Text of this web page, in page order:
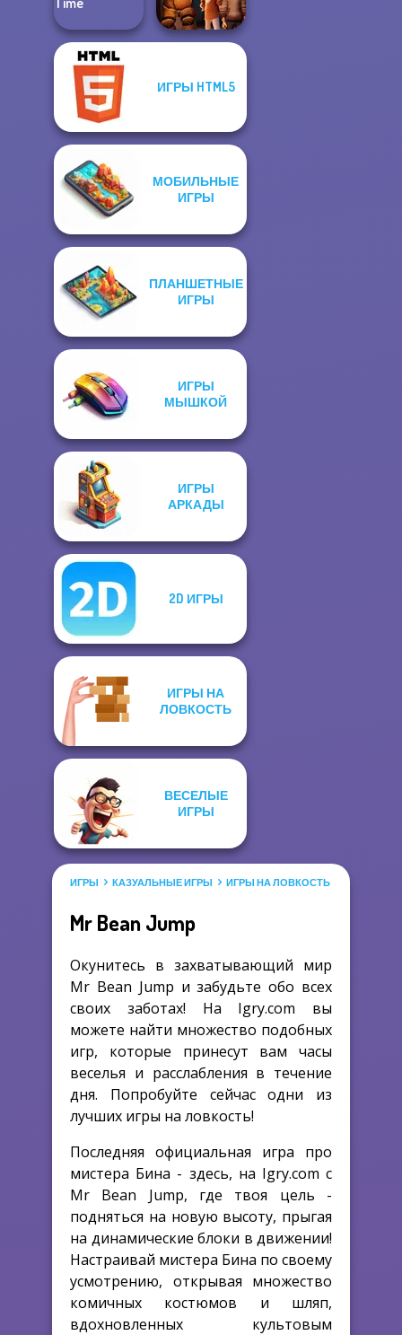
Noggins
Sniper Shot:
Bullet Time
FNAF Horror At
ИГРЫ HTML5
МОБИЛЬНЫЕ
ИГРЫ
ПЛАНШЕТНЫЕ
ИГРЫ
ИГРЫ
МЫШКОЙ
ИГРЫ
АРКАДЫ
2D ИГРЫ
ИГРЫ НА
ЛОВКОСТЬ
ВЕСЕЛЫЕ
ИГРЫ
ИГРЫ КАЗУАЛЬНЫЕ ИГРЫ ИГРЫ НА ЛОВКОСТЬ
Mr Bean Jump
Окунитесь в захватывающий мир
Mr Bean Jump и забудьте обо всех
своих заботах! На Igry.com вы
можете найти множество подобных
игр, которые принесут вам часы
веселья и расслабления в течение
дня. Попробуйте сейчас одни из
лучших игры на ловкость!
Последняя официальная игра про
мистера Бина - здесь, на Igry.com с
Mr Bean Jump, где твоя цель -
подняться на новую высоту, прыгая
на динамические блоки в движении!
Настраивай мистера Бина по своему
усмотрению, открывая множество
комичных костюмов и шляп,
вдохновленных культовым